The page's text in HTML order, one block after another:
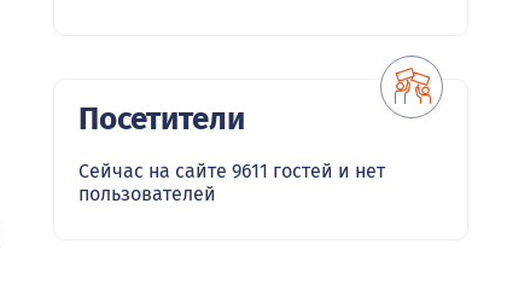
Посетители
Сейчас на сайте 9611 гостей и нет
пользователей